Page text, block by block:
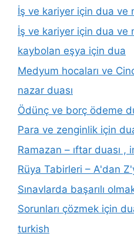
İş ve kariyer için dua ve
İş ve kariyer için dua ve
kaybolan eşya için dua
Medyum hocaları ve
nazar duası
Ödünç ve borç ödeme
Para ve zenginlik için
Ramazan – ıftar duası ,
Rüya Tabirleri – A'dan
Sınavlarda başarılı
Sorunları çözmek için
turkish